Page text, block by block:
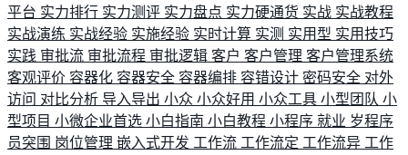
平台 实力排行 实力测评 实力盘点 实力硬通货 实战 实战教程
实战演练 实战经验 实施经验 实时计算 实测 实用型 实用技巧
实践 审批流 审批流程 审批逻辑 客户 客户管理 客户管理系统
客观评价 容器化 容器安全 容器编排 容错设计 密码安全 对外
访问 对比分析 导入导出 小众 小众好用 小众工具 小型团队 小
型项目 小微企业首选 小白指南 小白教程 小程序 就业 岁程序
员突围 岗位管理 嵌入式开发 工作流 工作流定 工作流异 工作